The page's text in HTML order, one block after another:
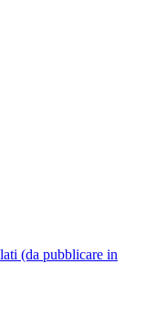
(da pubblicare in